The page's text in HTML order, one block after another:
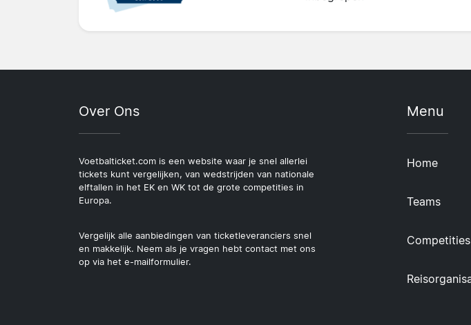
Over Ons
Voetbalticket.com is een website waar je snel allerlei
tickets kunt vergelijken, van wedstrijden van nationale
elftallen in het EK en WK tot de grote competities in
Europa.
Vergelijk alle aanbiedingen van ticketleveranciers snel
en makkelijk. Neem als je vragen hebt contact met ons
op via het e-mailformulier.
Menu
Home
Teams
Competities